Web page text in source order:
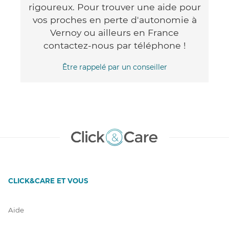
rigoureux. Pour trouver une aide pour
vos proches en perte d'autonomie à
Vernoy ou ailleurs en France
contactez-nous par téléphone !
Être rappelé par un conseiller
CLICK&CARE ET VOUS
Aide